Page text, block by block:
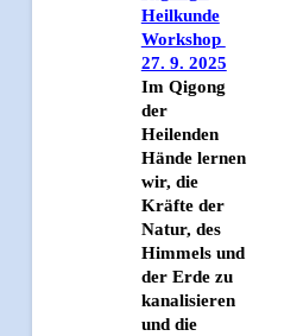
Heilkunde
Workshop
27. 9. 2025
Im Qigong
der
Heilenden
Hände lernen
wir, die
Kräfte der
Natur, des
Himmels und
der Erde zu
kanalisieren
und die